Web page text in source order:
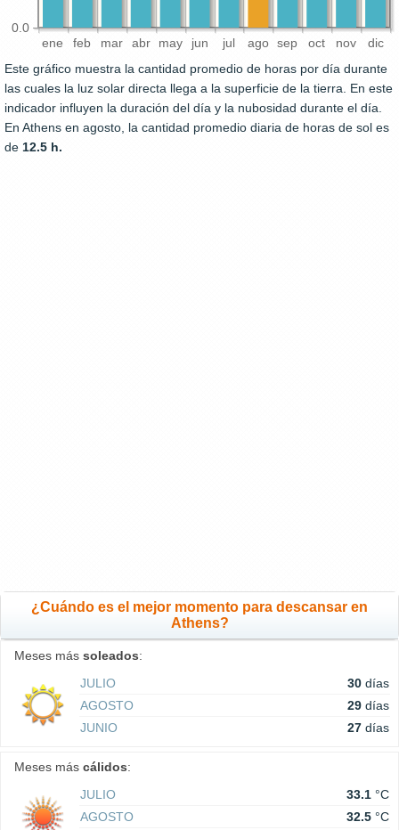
ene feb mar abr may jun jul ago sep oct nov dic
0.0
Este gráfico muestra la cantidad promedio de horas por día durante
las cuales la luz solar directa llega a la superficie de la tierra. En este
indicador influyen la duración del día y la nubosidad durante el día.
En Athens en agosto, la cantidad promedio diaria de horas de sol es
de 12.5 h.
¿Cuándo es el mejor momento para descansar en
Athens?
Meses más soleados:
JULIO
30 días
AGOSTO
29 días
JUNIO
27 días
Meses más cálidos:
JULIO
33.1 °C
AGOSTO
32.5 °C